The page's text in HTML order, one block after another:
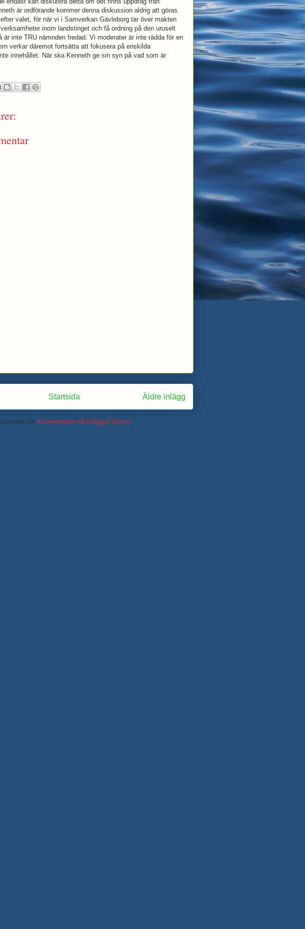
är ordförande kommer denna diskussion aldrig att göras.
valet, för när vi i Samverkan Gävleborg tar över makten
inom landstinget och få ordning på den uruselt
är inte TRU nämnden fredad. Vi moderater är inte rädda för en
verkar däremot fortsätta att fokusera på enskilda
innehållet. När ska Kenneth ge sin syn på vad som är
Äldre inlägg
Startsida
på: Kommentarer till inlägget (Atom)